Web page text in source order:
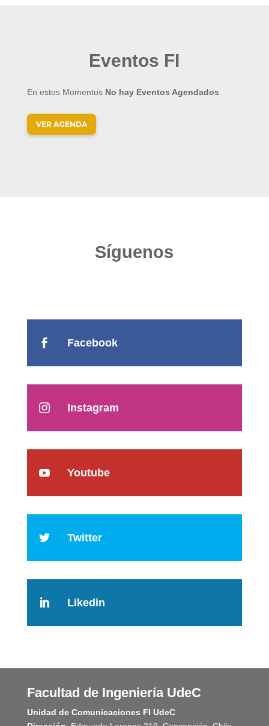
Eventos FI
En estos Momentos No hay Eventos Agendados
VER AGENDA
Síguenos
 Facebook
 Instagram
 Youtube
 Twitter
 Likedin
Facultad de Ingeniería UdeC
Unidad de Comunicaciones FI UdeC